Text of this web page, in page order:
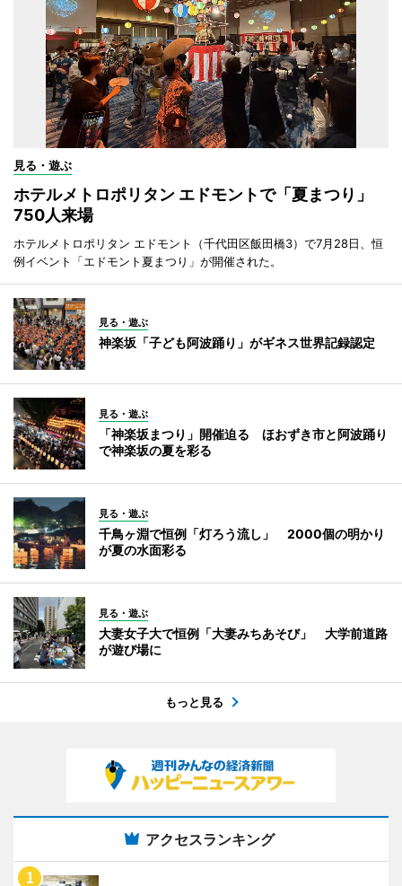
見る・遊ぶ
ホテルメトロポリタン エドモントで「夏まつり」
750人来場
ホテルメトロポリタン エドモント（千代田区飯田橋3）で7月28日、恒
例イベント「エドモント夏まつり」が開催された。
見る・遊ぶ
神楽坂「子ども阿波踊り」がギネス世界記録認定
見る・遊ぶ
「神楽坂まつり」開催迫る ほおずき市と阿波踊り
で神楽坂の夏を彩る
見る・遊ぶ
千鳥ヶ淵で恒例「灯ろう流し」 2000個の明かり
が夏の水面彩る
見る・遊ぶ
大妻女子大で恒例「大妻みちあそび」 大学前道路
が遊び場に
もっと見る
アクセスランキング